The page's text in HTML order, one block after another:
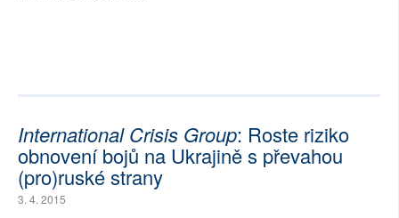
International Crisis Group: Roste riziko
obnovení bojů na Ukrajině s převahou
(pro)ruské strany
3. 4. 2015